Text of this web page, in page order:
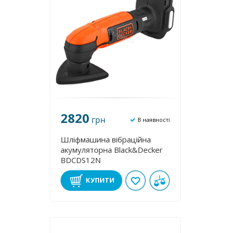
2820 грн В наявності
Шліфмашина вібраційна
акумуляторна Black&Decker
BDCDS12N
КУПИТИ